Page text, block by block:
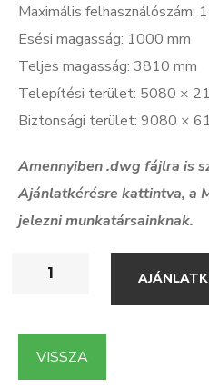
Maximális felhasználószám:
Esési magasság: 1000 mm
Teljes magasság: 3810 mm
Telepítési terület: 5080 ×
Biztonsági terület: 9080 ×
Amennyiben .dwg fájlra is
Ajánlatkérésre kattintva, a
jelezni munkatársainknak.
VISSZA